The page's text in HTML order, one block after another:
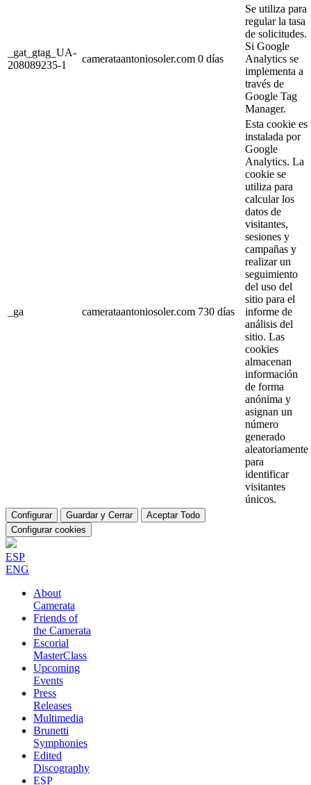
_gat_gtag_UA-
208089235-1
camerataantoniosoler.com 0 días
Se utiliza para
regular la tasa
de solicitudes.
Si Google
Analytics se
implementa a
través de
Google Tag
Manager.
_ga camerataantoniosoler.com 730 días
Esta cookie es
instalada por
Google
Analytics. La
cookie se
utiliza para
calcular los
datos de
visitantes,
sesiones y
campañas y
realizar un
seguimiento
del uso del
sitio para el
informe de
análisis del
sitio. Las
cookies
almacenan
información
de forma
anónima y
asignan un
número
generado
aleatoriamente
para
identificar
visitantes
únicos.
Configurar Guardar y Cerrar
Aceptar Todo
Configurar cookies
ESP
ENG
About
Camerata
Friends of
the Camerata
Escorial
MasterClass
Upcoming
Events
Press
Releases
Multimedia
Brunetti
Symphonies
Edited
Discography
ESP